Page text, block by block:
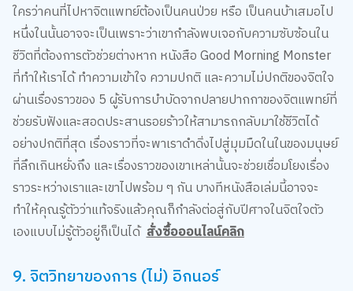
ใครว่าคนที่ไปหาจิตแพทย์ต้องเป็นคนป่วย หรือ เป็นคนบ้าเสมอไป
หนึ่งในนั้นอาจจะเป็นเพราะว่าเขากำลังพบเจอกับความซับซ้อนใน
ชีวิตที่ต้องการตัวช่วยต่างหาก หนังสือ Good Morning Monster
ที่ทำให้เราได้ ทำความเข้าใจ ความปกติ และความไม่ปกติของจิตใจ
ผ่านเรื่องราวของ 5 ผู้รับการบำบัดจากปลายปากกาของจิตแพทย์ที่
ช่วยรับฟังและสอดประสานรอยร้าวให้สามารถกลับมาใช้ชีวิตได้
อย่างปกติที่สุด เรื่องราวที่จะพาเราดำดิ่งไปสู่มุมมืดในในของมนุษย์
ที่ลึกเกินหยั่งถึง และเรื่องราวของเขาเหล่านั้นจะช่วยเชื่อมโยงเรื่อง
ราวระหว่างเราและเขาไปพร้อม ๆ กัน บางทีหนังสือเล่มนี้อาจจะ
ทำให้คุณรู้ตัวว่าแท้จริงแล้วคุณก็กำลังต่อสู่กับปีศาจในจิตใจตัว
เองแบบไม่รู้ตัวอยู่ก็เป็นได้สั่งซื้อออนไลน์คลิก
9. จิตวิทยาของการ (ไม่) อิกนอร์